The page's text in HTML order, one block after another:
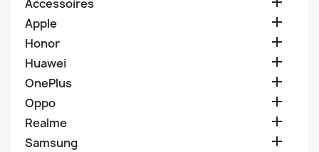
Accessoires
Apple 
Honor 
Huawei 
OnePlus 
Oppo 
Realme 
Samsung 